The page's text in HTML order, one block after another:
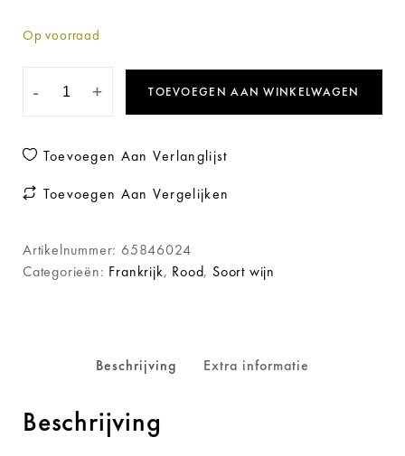
Op voorraad
- + TOEVOEGEN AAN WINKELWAGEN
Toevoegen Aan Verlanglijst
Toevoegen Aan Vergelijken
Artikelnummer: 65846024
Categorieën: Frankrijk, Rood, Soort wijn
Beschrijving Extra informatie
Beschrijving